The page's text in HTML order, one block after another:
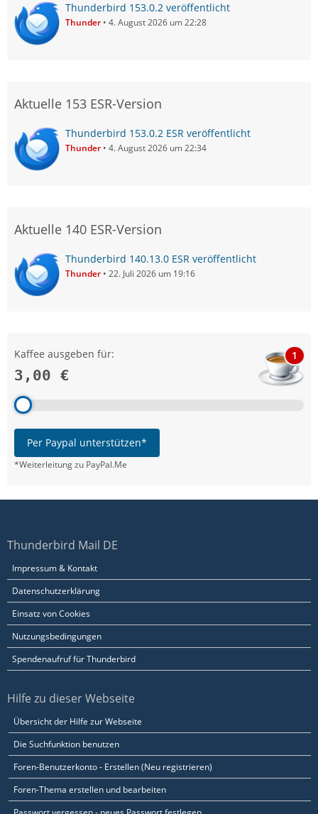
Thunderbird 153.0.2 veröffentlicht
Thunder 4. August 2026 um 22:28
Aktuelle 153 ESR-Version
Thunderbird 153.0.2 ESR veröffentlicht
Thunder 4. August 2026 um 22:34
Aktuelle 140 ESR-Version
Thunderbird 140.13.0 ESR veröffentlicht
Thunder 22. Juli 2026 um 19:16
Kaffee ausgeben für:
3,00 €
1
Per Paypal unterstützen*
*Weiterleitung zu PayPal.Me
Thunderbird Mail DE
Impressum & Kontakt
Datenschutzerklärung
Einsatz von Cookies
Nutzungsbedingungen
Spendenaufruf für Thunderbird
Hilfe zu dieser Webseite
Übersicht der Hilfe zur Webseite
Die Suchfunktion benutzen
Foren-Benutzerkonto - Erstellen (Neu registrieren)
Foren-Thema erstellen und bearbeiten